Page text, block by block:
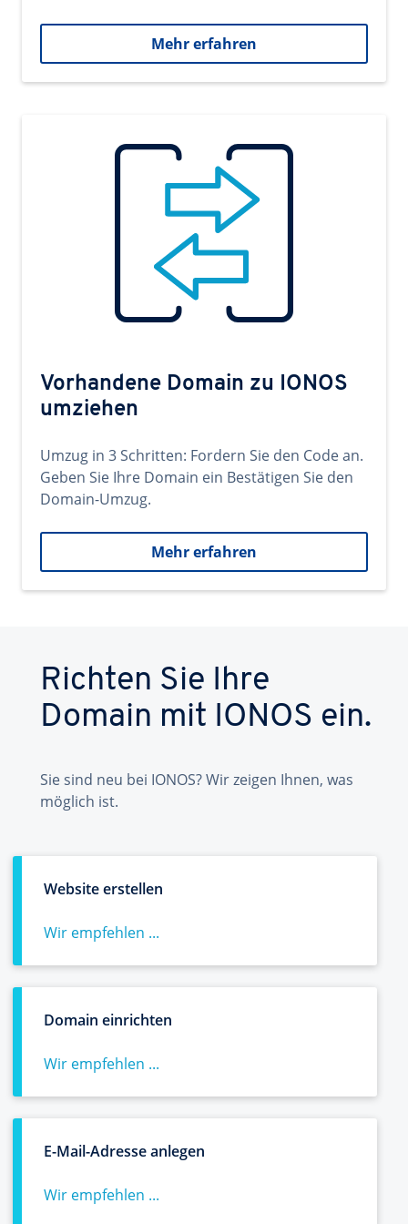
Mehr erfahren
Vorhandene Domain zu IONOS
umziehen
Umzug in 3 Schritten: Fordern Sie den Code an.
Geben Sie Ihre Domain ein Bestätigen Sie den
Domain-Umzug.
Mehr erfahren
Richten Sie Ihre
Domain mit IONOS ein.
Sie sind neu bei IONOS? Wir zeigen Ihnen, was
möglich ist.
Website erstellen
Wir empfehlen ...
Domain einrichten
Wir empfehlen ...
E-Mail-Adresse anlegen
Wir empfehlen ...